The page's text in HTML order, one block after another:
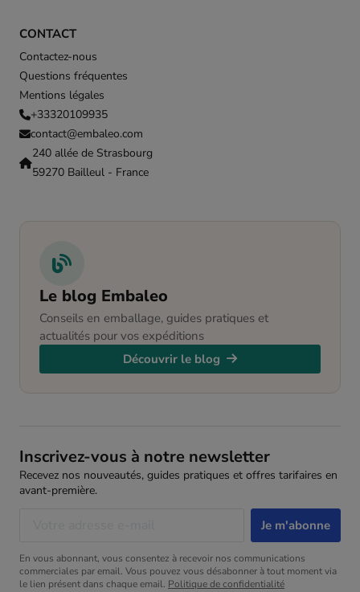
CONTACT
Contactez-nous
Questions fréquentes
Mentions légales
+33320109935
contact@embaleo.com
240 allée de Strasbourg
59270 Bailleul - France
Le blog Embaleo
Conseils en emballage, guides pratiques et
actualités pour vos expéditions
Découvrir le blog
Inscrivez-vous à notre newsletter
Recevez nos nouveautés, guides pratiques et offres tarifaires en
avant-première.
En vous abonnant, vous consentez à recevoir nos communications
commerciales par email. Vous pouvez vous désabonner à tout moment via
le lien présent dans chaque email. Politique de confidentialité